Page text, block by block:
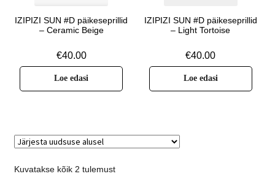
IZIPIZI SUN #D päikeseprillid
– Ceramic Beige
€40.00
Loe edasi
IZIPIZI SUN #D päikeseprillid
– Light Tortoise
€40.00
Loe edasi
Kuvatakse kõik 2 tulemust